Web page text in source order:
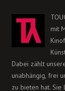
mit
Dabei zählt
unabhängig, frei
zu bieten hat. Sie